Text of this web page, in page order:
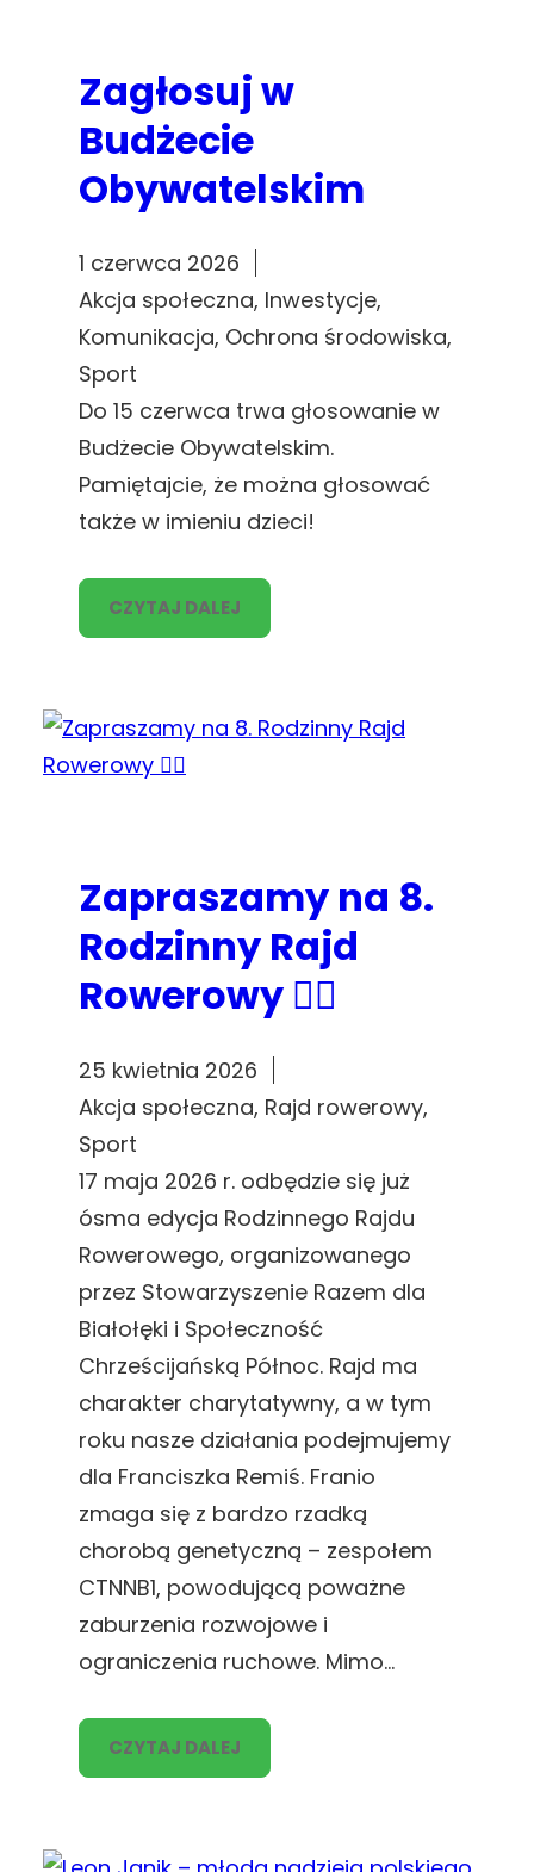
Zagłosuj w
Budżecie
Obywatelskim
1 czerwca 2026
Akcja społeczna, Inwestycje
Komunikacja, Ochrona środowiska
Sport
Do 15 czerwca trwa głosowanie w
Budżecie Obywatelskim.
Pamiętajcie, że można głosować
także w imieniu dzieci!
CZYTAJ DALEJ
Zapraszamy na 8.
Rodzinny Rajd
Rowerowy 🚴‍♂️
25 kwietnia 2026
Akcja społeczna, Rajd rowerowy
Sport
17 maja 2026 r. odbędzie się już
ósma edycja Rodzinnego Rajdu
Rowerowego, organizowanego
przez Stowarzyszenie Razem dla
Białołęki i Społeczność
Chrześcijańską Północ. Rajd ma
charakter charytatywny, a w tym
roku nasze działania podejmujemy
dla Franciszka Remiś. Franio
zmaga się z bardzo rzadką
chorobą genetyczną – zespołem
CTNNB1, powodującą poważne
zaburzenia rozwojowe i
ograniczenia ruchowe. Mimo…
CZYTAJ DALEJ